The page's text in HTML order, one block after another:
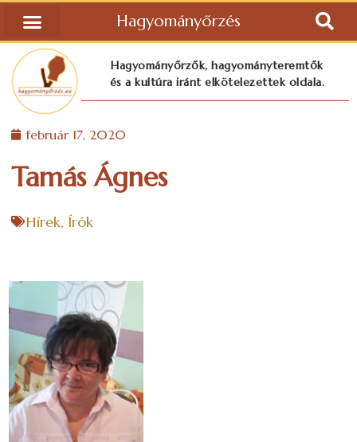
Hagyományőrzés
Hagyományőrzők, hagyományteremtők
és a kultúra iránt elkötelezettek oldala.
február 17, 2020
Tamás Ágnes
Hírek, Írók